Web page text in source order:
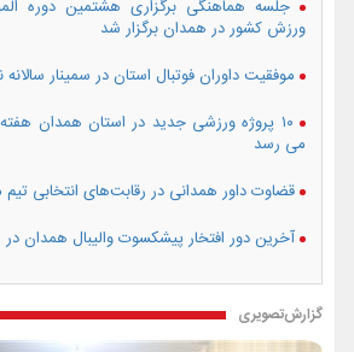
جلسه هماهنگی برگزاری هشتمین دوره
ورزش کشور در همدان برگزار شد
موفقیت داوران فوتبال استان در سمینار سالانه
۱۰ پروژه ورزشی جدید در استان همدان
می رسد
قضاوت داور همدانی در رقابت‌های انتخابی
آخرین دور افتخار پیشکسوت والیبال همدان
گزارش‌تصویری